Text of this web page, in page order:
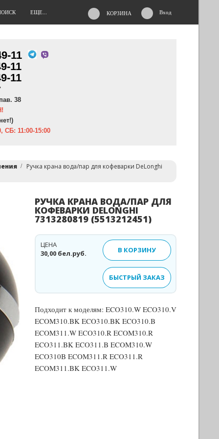
КОРЗИНА Вход
ЕЩЕ...
11
11
11
38
СБ: 11:00-15:00
Ручка крана вода/пар для кофеварки DeLonghi
РУЧКА КРАНА ВОДА/ПАР ДЛЯ
КОФЕВАРКИ DELONGHI
7313280819 (5513212451)
30,00 бел.руб.
ЦЕНА
В КОРЗИНУ
БЫСТРЫЙ ЗАКАЗ
Подходит к моделям: ECO310.W ECO310.V
ECOM310.BK ECO310.BK ECO310.B
ECOM311.W ECO310.R ECOM310.R
ECO311.BK ECO311.B ECOM310.W
ECO310B ECOM311.R ECO311.R
ECOM311.BK ECO311.W